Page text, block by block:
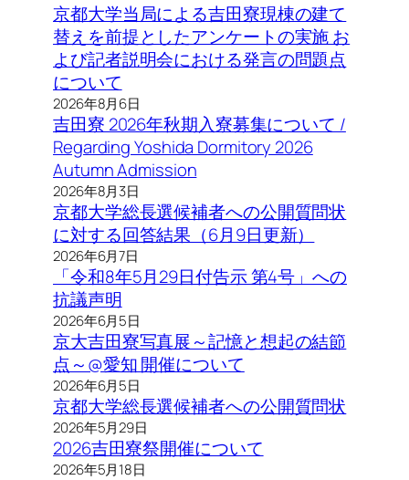
京都大学当局による吉田寮現棟の建て
替えを前提としたアンケートの実施 お
よび記者説明会における発言の問題点
について
2026年8月6日
吉田寮 2026年秋期入寮募集について /
Regarding Yoshida Dormitory 2026
Autumn Admission
2026年8月3日
京都大学総長選候補者への公開質問状
に対する回答結果（6月9日更新）
2026年6月7日
「令和8年5月29日付告示 第4号」への
抗議声明
2026年6月5日
京大吉田寮写真展～記憶と想起の結節
点～@愛知 開催について
2026年6月5日
京都大学総長選候補者への公開質問状
2026年5月29日
2026吉田寮祭開催について
2026年5月18日